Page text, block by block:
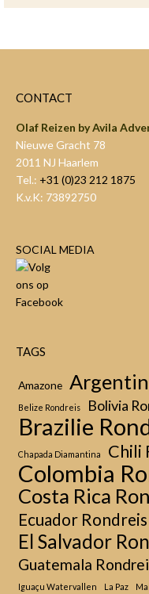
CONTACT
Olaf Reizen by Avila
Nieuwe Gracht 78
2011 NJ Haarlem
Tel.: +31 (0)23 212 1875
K.v.K: 73892750
SOCIAL MEDIA
TAGS
Amazone
Belize Rondreis Bolivia
Brazilie
Chapada Diamantina Chili
Colombia
Costa Rica
Ecuador Rondreis
El Salvador
Guatemala
Iguaçu Watervallen
La Paz